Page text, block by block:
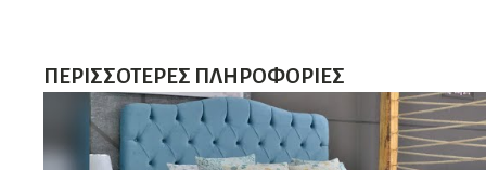
ΠΕΡΙΣΣΌΤΕΡΕΣ ΠΛΗΡΟΦΟΡΊΕΣ